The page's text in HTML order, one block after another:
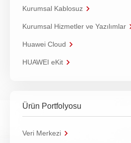
Kurumsal Kablosuz
Kurumsal Hizmetler ve Yazılımlar
Huawei Cloud
HUAWEI eKit
Ürün Portfolyosu
Veri Merkezi